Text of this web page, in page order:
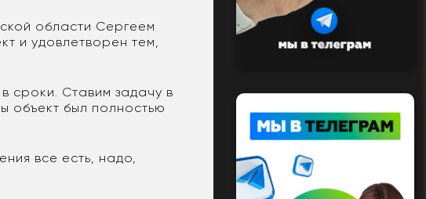
области Сергеем
и удовлетворен тем,
сроки. Ставим задачу в
объект был полностью
все есть, надо,